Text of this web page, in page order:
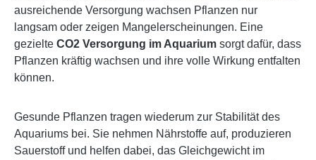
ausreichende Versorgung wachsen Pflanzen nur
langsam oder zeigen Mangelerscheinungen. Eine
gezielte CO2 Versorgung im Aquarium sorgt dafür, dass
Pflanzen kräftig wachsen und ihre volle Wirkung entfalten
können.
Gesunde Pflanzen tragen wiederum zur Stabilität des
Aquariums bei. Sie nehmen Nährstoffe auf, produzieren
Sauerstoff und helfen dabei, das Gleichgewicht im